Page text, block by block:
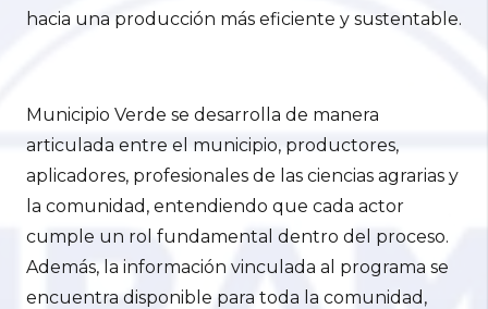
hacia una producción más eficiente y sustentable.
Municipio Verde se desarrolla de manera
articulada entre el municipio, productores,
aplicadores, profesionales de las ciencias agrarias y
la comunidad, entendiendo que cada actor
cumple un rol fundamental dentro del proceso.
Además, la información vinculada al programa se
encuentra disponible para toda la comunidad,